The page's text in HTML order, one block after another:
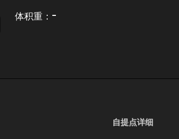
体积重： -
自提点详细